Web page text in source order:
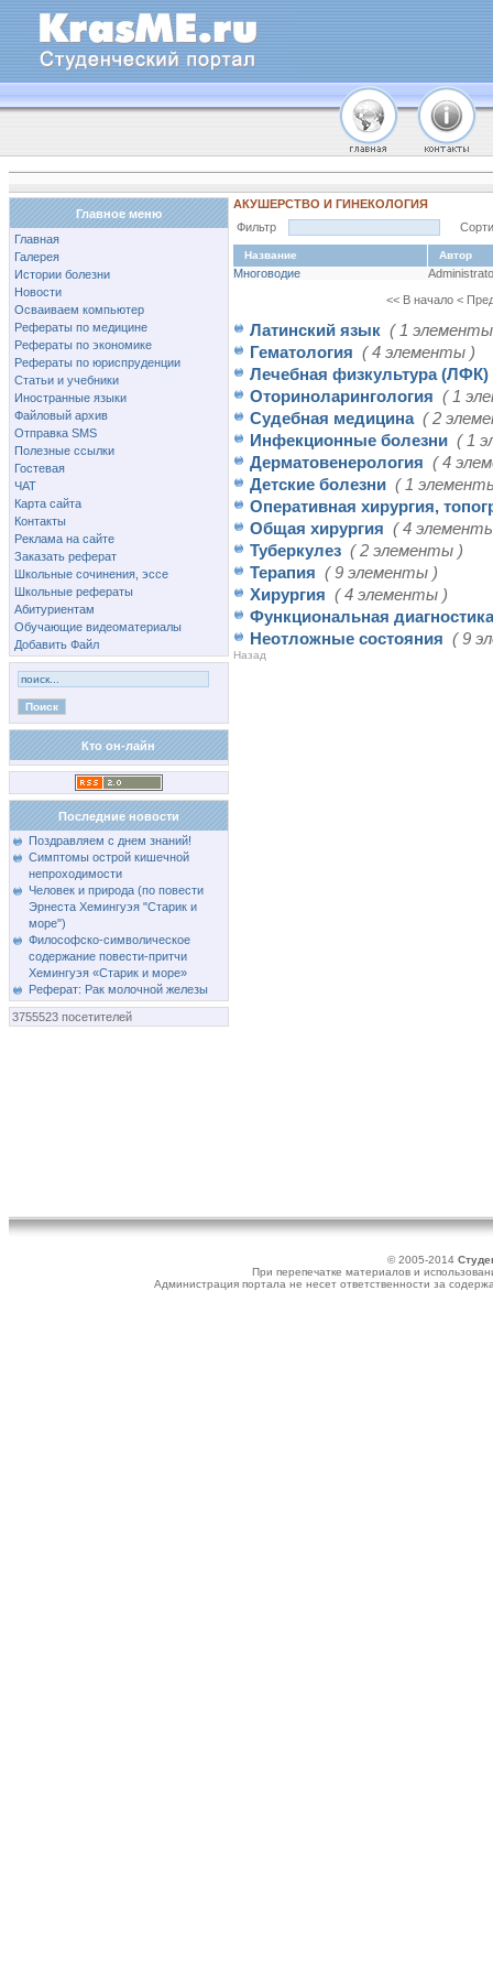
Главное меню
Главная
Галерея
Истории болезни
Новости
Осваиваем компьютер
Рефераты по медицине
Рефераты по экономике
Рефераты по юриспруденции
Статьи и учебники
Иностранные языки
Файловый архив
Отправка SMS
Полезные ссылки
Гостевая
ЧАТ
Карта сайта
Контакты
Реклама на сайте
Заказать реферат
Школьные сочинения, эссе
Школьные рефераты
Абитуриентам
Обучающие видеоматериалы
Добавить Файл
Кто он-лайн
Последние новости
Поздравляем с днем знаний!
Симптомы острой кишечной
непроходимости
Человек и природа (по повести
Эрнеста Хемингуэя "Старик и
море")
Философско-символическое
содержание повести-притчи
Хемингуэя «Старик и море»
Реферат: Рак молочной железы
3755523 посетителей
АКУШЕРСТВО И ГИНЕКОЛОГИЯ
Фильтр
Название Автор
Многоводие
<< В начало <
Латинский язык ( 1
Гематология ( 4 элементы )
Лечебная физкультура (ЛФК)
Оториноларингология ( 1
Судебная медицина ( 2
Инфекционные болезни ( 1
Дерматовенерология ( 4
Детские болезни ( 1
Оперативная хирургия,
Общая хирургия ( 4
Туберкулез ( 2 элементы )
Терапия ( 9 элементы )
Хирургия ( 4 элементы )
Функциональная
Неотложные состояния ( 9
Назад
© 2005-2014
При перепечатке материалов и
Администрация портала не несет ответственности за